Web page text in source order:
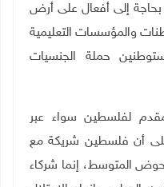
إلى أفعال على أرض
والمؤسسات التعليمية
حملة الجنسيات
لفلسطين سواء عبر
على أن فلسطين شريكة مع
المتوسط، إنما شركاء